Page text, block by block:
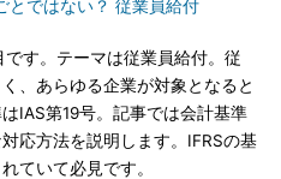
とではない？ 従業員給付
す。テーマは従業員給付。従
、あらゆる企業が対象となると
IAS第19号。記事では会計基準
応方法を説明します。IFRSの基
ていて必見です。